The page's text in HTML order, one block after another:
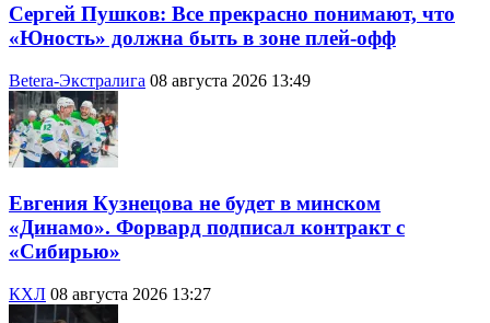
Сергей Пушков: Все прекрасно понимают, что
«Юность» должна быть в зоне плей-офф
Betera-Экстралига 08 августа 2026 13:49
Евгения Кузнецова не будет в минском
«Динамо». Форвард подписал контракт с
«Сибирью»
КХЛ 08 августа 2026 13:27